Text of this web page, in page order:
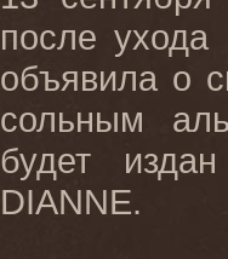
после ухода
объявила о
сольным
будет
DIANNE.